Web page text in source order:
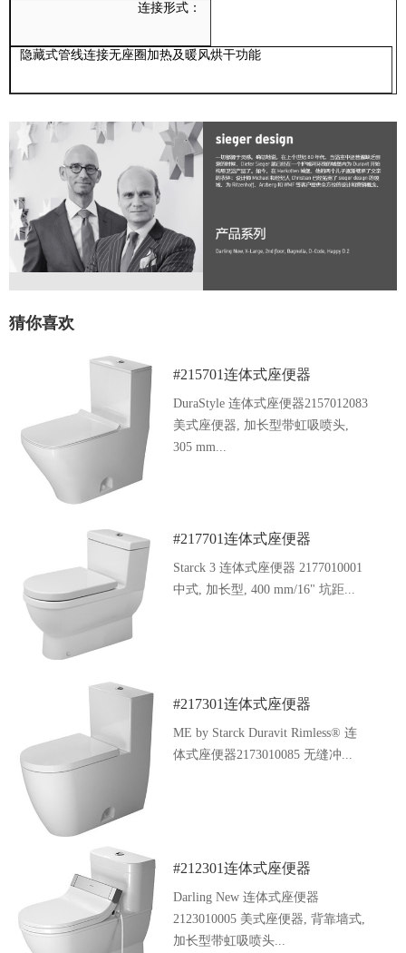
连接形式：
隐藏式管线连接无座圈加热及暖风烘干功能
猜你喜欢
#215701连体式座便器
DuraStyle 连体式座便器2157012083
美式座便器, 加长型带虹吸喷头,
305 mm...
#217701连体式座便器
Starck 3 连体式座便器 2177010001
中式, 加长型, 400 mm/16" 坑距...
#217301连体式座便器
ME by Starck Duravit Rimless® 连
体式座便器2173010085 无缝冲...
#212301连体式座便器
Darling New 连体式座便器
2123010005 美式座便器, 背靠墙式,
加长型带虹吸喷头...